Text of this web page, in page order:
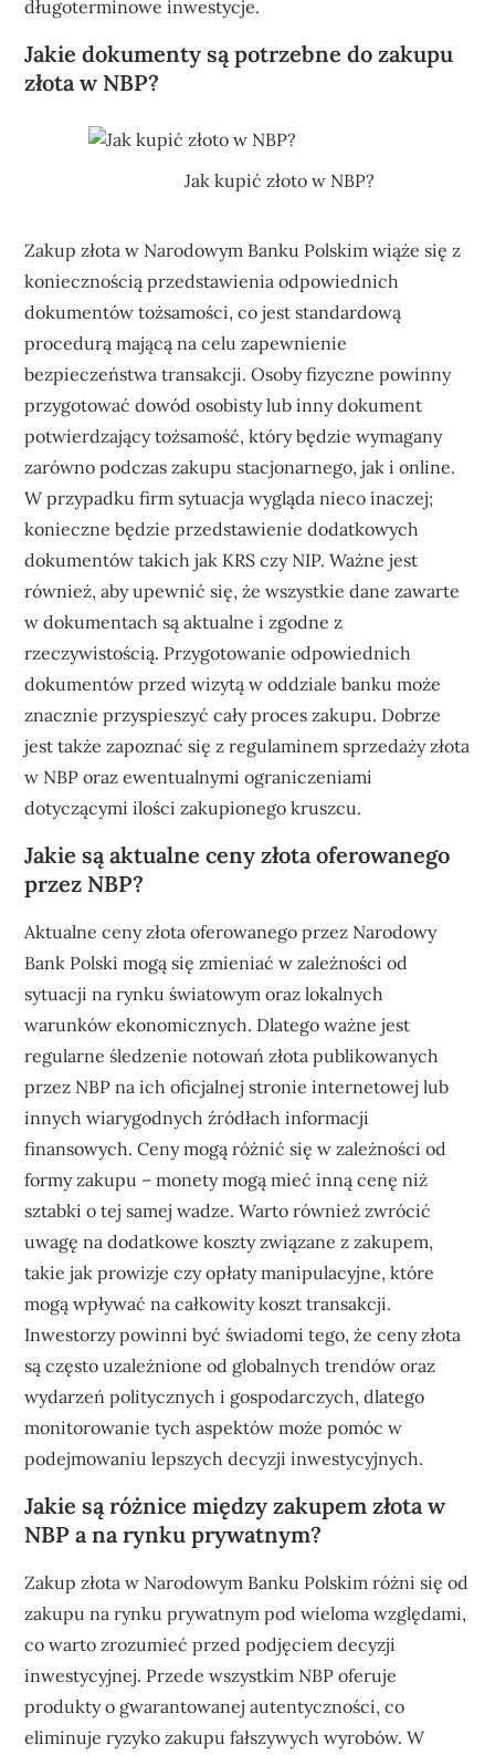
długoterminowe inwestycje.
Jakie dokumenty są potrzebne do zakupu
złota w NBP?
Jak kupić złoto w NBP?
Zakup złota w Narodowym Banku Polskim wiąże się z
koniecznością przedstawienia odpowiednich
dokumentów tożsamości, co jest standardową
procedurą mającą na celu zapewnienie
bezpieczeństwa transakcji. Osoby fizyczne powinny
przygotować dowód osobisty lub inny dokument
potwierdzający tożsamość, który będzie wymagany
zarówno podczas zakupu stacjonarnego, jak i online.
W przypadku firm sytuacja wygląda nieco inaczej;
konieczne będzie przedstawienie dodatkowych
dokumentów takich jak KRS czy NIP. Ważne jest
również, aby upewnić się, że wszystkie dane zawarte
w dokumentach są aktualne i zgodne z
rzeczywistością. Przygotowanie odpowiednich
dokumentów przed wizytą w oddziale banku może
znacznie przyspieszyć cały proces zakupu. Dobrze
jest także zapoznać się z regulaminem sprzedaży złota
w NBP oraz ewentualnymi ograniczeniami
dotyczącymi ilości zakupionego kruszcu.
Jakie są aktualne ceny złota oferowanego
przez NBP?
Aktualne ceny złota oferowanego przez Narodowy
Bank Polski mogą się zmieniać w zależności od
sytuacji na rynku światowym oraz lokalnych
warunków ekonomicznych. Dlatego ważne jest
regularne śledzenie notowań złota publikowanych
przez NBP na ich oficjalnej stronie internetowej lub
innych wiarygodnych źródłach informacji
finansowych. Ceny mogą różnić się w zależności od
formy zakupu – monety mogą mieć inną cenę niż
sztabki o tej samej wadze. Warto również zwrócić
uwagę na dodatkowe koszty związane z zakupem,
takie jak prowizje czy opłaty manipulacyjne, które
mogą wpływać na całkowity koszt transakcji.
Inwestorzy powinni być świadomi tego, że ceny złota
są często uzależnione od globalnych trendów oraz
wydarzeń politycznych i gospodarczych, dlatego
monitorowanie tych aspektów może pomóc w
podejmowaniu lepszych decyzji inwestycyjnych.
Jakie są różnice między zakupem złota w
NBP a na rynku prywatnym?
Zakup złota w Narodowym Banku Polskim różni się od
zakupu na rynku prywatnym pod wieloma względami,
co warto zrozumieć przed podjęciem decyzji
inwestycyjnej. Przede wszystkim NBP oferuje
produkty o gwarantowanej autentyczności, co
eliminuje ryzyko zakupu fałszywych wyrobów. W